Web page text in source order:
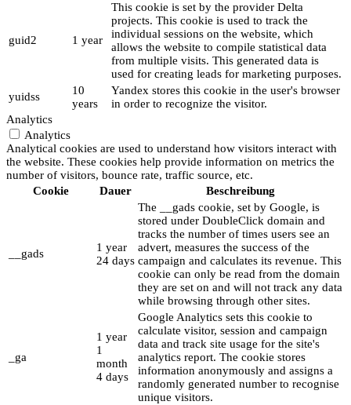
guid2 1 year
This cookie is set by the provider Delta
projects. This cookie is used to track the
individual sessions on the website, which
allows the website to compile statistical data
from multiple visits. This generated data is
used for creating leads for marketing purposes.
yuidss
10
years
Yandex stores this cookie in the user's browser
in order to recognize the visitor.
Analytics
Analytics
Analytical cookies are used to understand how visitors interact with
the website. These cookies help provide information on metrics the
number of visitors, bounce rate, traffic source, etc.
Cookie
Dauer Beschreibung
__gads
1 year
24 days
The __gads cookie, set by Google, is
stored under DoubleClick domain and
tracks the number of times users see an
advert, measures the success of the
campaign and calculates its revenue. This
cookie can only be read from the domain
they are set on and will not track any data
while browsing through other sites.
_ga
1 year
1
month
4 days
Google Analytics sets this cookie to
calculate visitor, session and campaign
data and track site usage for the site's
analytics report. The cookie stores
information anonymously and assigns a
randomly generated number to recognise
unique visitors.